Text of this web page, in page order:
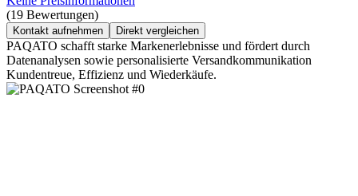
(19 Bewertungen)
Kontakt aufnehmen Direkt vergleichen
PAQATO schafft starke Markenerlebnisse und fördert durch
Datenanalysen sowie personalisierte Versandkommunikation
Kundentreue, Effizienz und Wiederkäufe.